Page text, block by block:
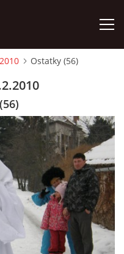
Ostatky (56)